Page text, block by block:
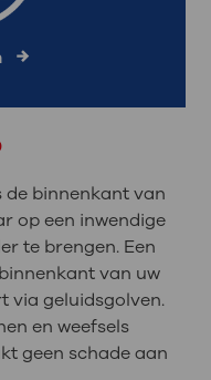
binnenkant van
op een inwendige
te brengen. Een
van uw
via geluidsgolven.
en weefsels
geen schade aan